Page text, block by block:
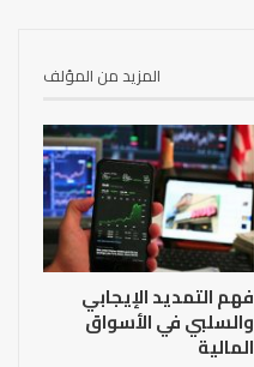
المزيد من المؤلف
فهم التمديد الإيجابي
والسلبي في الأسواق
المالية